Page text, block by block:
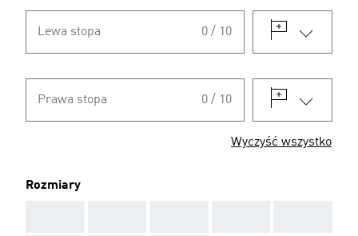
Lewa stopa 0 / 10
Prawa stopa 0 / 10
Wyczyść wszystko
Rozmiary